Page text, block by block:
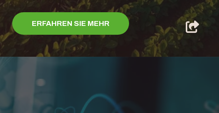
ERFAHREN SIE MEHR